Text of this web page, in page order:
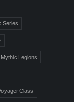
Series
Legions
Class